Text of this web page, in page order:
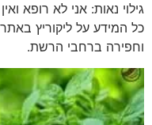
גילוי נאות: אני לא רופא
כל המידע על ליקוריץ
וחפירה ברחבי הרשת.